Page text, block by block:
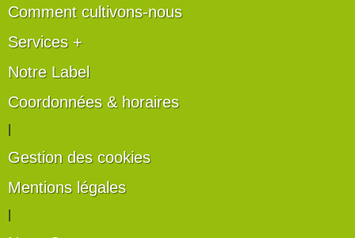
Comment cultivons-nous
Services +
Notre Label
Coordonnées & horaires
Gestion des cookies
Mentions légales